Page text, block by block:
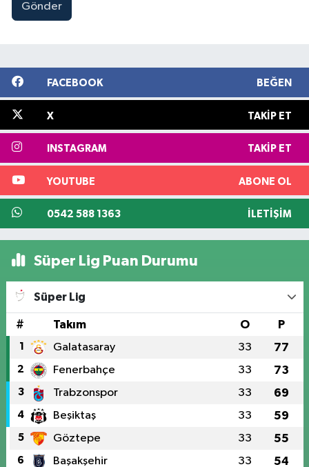
Gönder
FACEBOOK BEĞEN
X TAKIP ET
INSTAGRAM TAKIP ET
YOUTUBE ABONE OL
0542 588 1363 İLETIŞIM
Süper Lig Puan Durumu
Süper Lig
# Takım O P
1 Galatasaray 33 77
2 Fenerbahçe 33 73
3 Trabzonspor 33 69
4 Beşiktaş 33 59
5 Göztepe 33 55
6 Başakşehir 33 54